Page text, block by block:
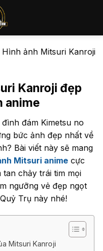
ảnh Mitsuri Kanroji
Kanroji đẹp
anime
đám Kimetsu no
bức ảnh đẹp nhất về
Bài viết này sẽ mang
Mitsuri anime cực
chảy trái tim mọi
ngưỡng vẻ đẹp ngọt
Trụ này nhé!
Mitsuri Kanroji